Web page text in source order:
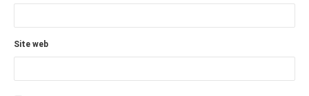
Site web